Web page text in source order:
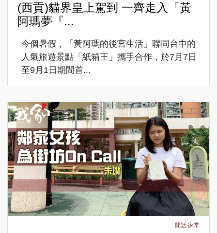
(西貢)貓界皇上駕到 一齊走入「黃
阿瑪夢『...
今個暑假，「黃阿瑪的後宮生活」聯同台中的
人氣旅遊景點「紙箱王」攜手合作，於7月7日
至9月1日期間首...
閒話‧家常